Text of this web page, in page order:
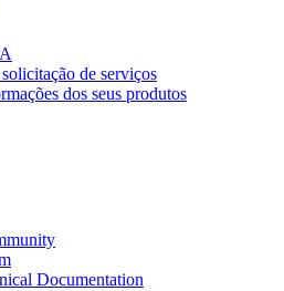
de serviços
dos seus produtos
Documentation